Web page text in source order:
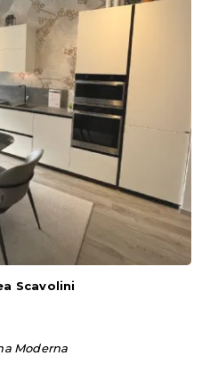
Scavolini
Moderna